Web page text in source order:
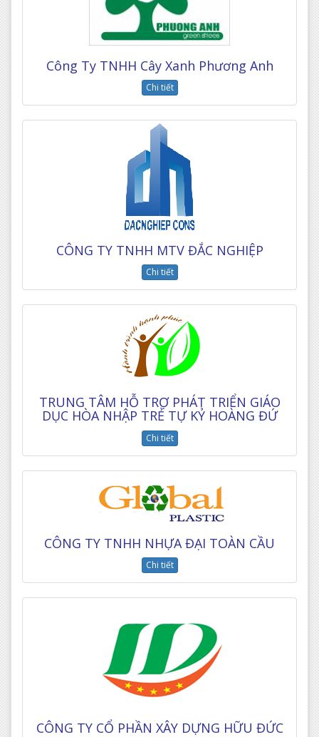
Công Ty TNHH Cây Xanh Phương Anh
Chi tiết
CÔNG TY TNHH MTV ĐẮC NGHIỆP
Chi tiết
TRUNG TÂM HỖ TRỢ PHÁT TRIỂN GIÁO
DỤC HÒA NHẬP TRẺ TỰ KỶ HOÀNG ĐỨ
Chi tiết
CÔNG TY TNHH NHỰA ĐẠI TOÀN CẦU
Chi tiết
CÔNG TY CỔ PHẦN XÂY DỰNG HỮU ĐỨC